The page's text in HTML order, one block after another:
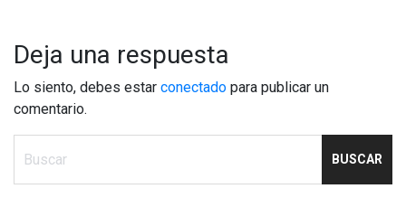
Deja una respuesta
Lo siento, debes estar conectado para publicar un
comentario.